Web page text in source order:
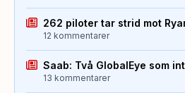
262 piloter tar strid mot
12 kommentarer
Saab: Två GlobalEye som
13 kommentarer